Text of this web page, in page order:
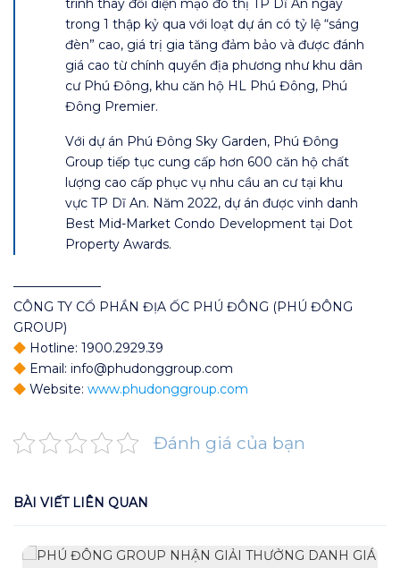
trình thay đổi diện mạo đô thị TP Dĩ An ngay
trong 1 thập kỷ qua với loạt dự án có tỷ lệ “sáng
đèn” cao, giá trị gia tăng đảm bảo và được đánh
giá cao từ chính quyền địa phương như khu dân
cư Phú Đông, khu căn hộ HL Phú Đông, Phú
Đông Premier.
Với dự án Phú Đông Sky Garden, Phú Đông
Group tiếp tục cung cấp hơn 600 căn hộ chất
lượng cao cấp phục vụ nhu cầu an cư tại khu
vực TP Dĩ An. Năm 2022, dự án được vinh danh
Best Mid-Market Condo Development tại Dot
Property Awards.
———————
CÔNG TY CỔ PHẦN ĐỊA ỐC PHÚ ĐÔNG (PHÚ ĐÔNG
GROUP)
Hotline: 1900.2929.39
Email: info@phudonggroup.com
Website: www.phudonggroup.com
Đánh giá của bạn
BÀI VIẾT LIÊN QUAN